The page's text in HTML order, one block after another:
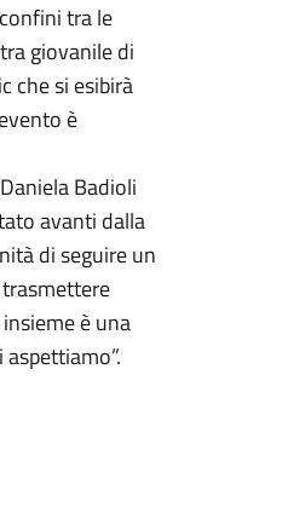
tra le
giovanile di
che si esibirà
è
Badioli
avanti dalla
di seguire un
è una